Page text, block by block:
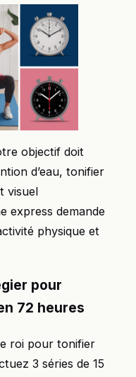
objectif doit
d’eau, tonifier
visuel
express demande
physique et
pour
72 heures
roi pour tonifier
3 séries de 15